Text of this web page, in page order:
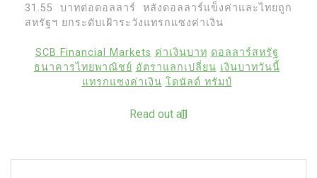
31.55 บาทต่อดอลลาร์ หลังดอลลาร์แข็งค่าและไทยถูก
สหรัฐฯ ยกระดับเฝ้าระวังแทรกแซงค่าเงิน
SCB Financial Markets ค่าเงินบาท ดอลลาร์สหรัฐ
ธนาคารไทยพาณิชย์ อัตราแลกเปลี่ยน เงินบาทวันนี้
แทรกแซงค่าเงิน โดนัลด์ ทรัมป์
Read out all